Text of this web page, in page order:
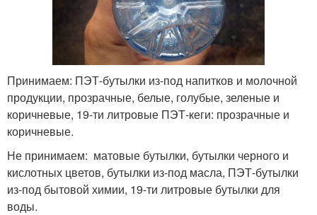
Принимаем: ПЭТ-бутылки из-под напитков и молочной
продукции, прозрачные, белые, голубые, зеленые и
коричневые, 19-ти литровые ПЭТ-кеги: прозрачные и
коричневые.
Не принимаем: матовые бутылки, бутылки черного и
кислотных цветов, бутылки из-под масла, ПЭТ-бутылки
из-под бытовой химии, 19-ти литровые бутылки для
воды.